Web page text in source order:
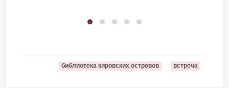
библиотека кировских островов встреча